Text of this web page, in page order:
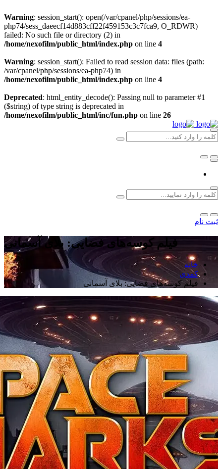
Warning: session_start(): open(/var/cpanel/php/sessions/ea-
php74/sess_daeecf14d883cff22f459153c3c7fca9, O_RDWR)
failed: No such file or directory (2) in
/home/nexofilm/public_html/index.php on line 4
Warning: session_start(): Failed to read session data: files (path:
/var/cpanel/php/sessions/ea-php74) in
/home/nexofilm/public_html/index.php on line 4
Deprecated: html_entity_decode(): Passing null to parameter #1
($string) of type string is deprecated in
/home/nexofilm/public_html/inc/fun.php on line 26
ثبت نام
فیلم کوسه‌های فضایی: بلای آسمانی
خانه
کمدی
فیلم کوسه‌های فضایی: بلای آسمانی